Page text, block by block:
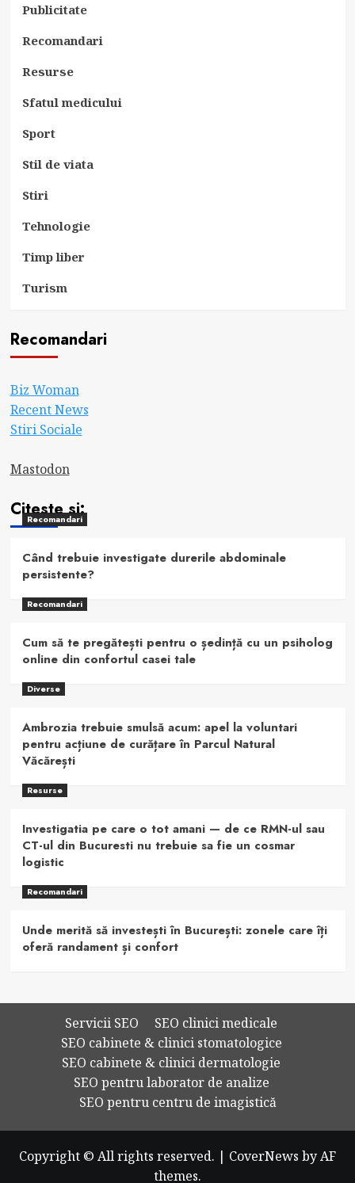
Publicitate
Recomandari
Resurse
Sfatul medicului
Sport
Stil de viata
Stiri
Tehnologie
Timp liber
Turism
Recomandari
Biz Woman
Recent News
Stiri Sociale
Mastodon
Citeste si:
Recomandari
Când trebuie investigate durerile abdominale
persistente?
Recomandari
Cum să te pregătești pentru o ședință cu un psiholog
online din confortul casei tale
Diverse
Ambrozia trebuie smulsă acum: apel la voluntari
pentru acțiune de curățare în Parcul Natural
Văcărești
Resurse
Investigatia pe care o tot amani — de ce RMN-ul sau
CT-ul din Bucuresti nu trebuie sa fie un cosmar
logistic
Recomandari
Unde merită să investești în București: zonele care îți
oferă randament și confort
Servicii SEO
SEO clinici medicale
SEO cabinete & clinici stomatologice
SEO cabinete & clinici dermatologie
SEO pentru laborator de analize
SEO pentru centru de imagistică
Copyright © All rights reserved. | CoverNews by AF
themes.